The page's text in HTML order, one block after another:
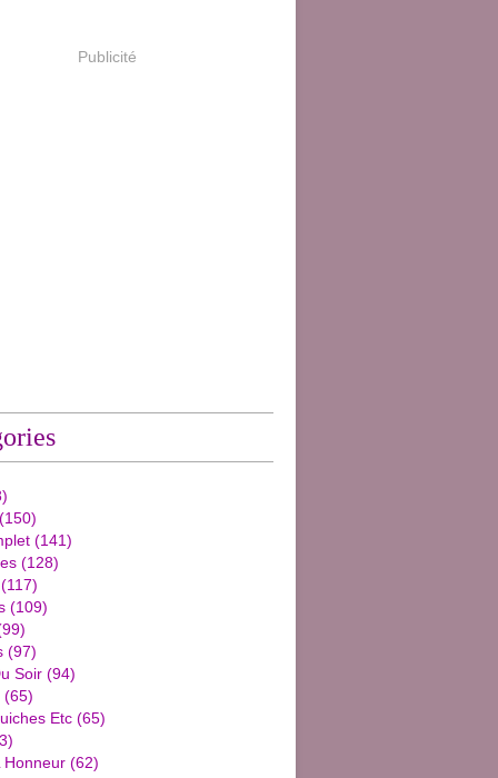
Publicité
(150)
(141)
(128)
(117)
(109)
(97)
Soir (94)
(65)
Etc (65)
Honneur (62)